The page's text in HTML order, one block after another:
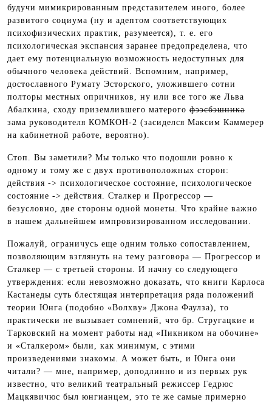
будучи мимикрированным представителем иного, более
развитого социума (ну и адептом соответствующих
психофизических практик, разумеется), т. е. его
психологическая экспансия заранее предопределена, что
дает ему потенциальную возможность недоступных для
обычного человека действий. Вспомним, например,
достославного Румату Эсторского, уложившего сотни
полторы местных опричников, ну или все того же Льва
Абалкина, сходу приземлившего матерого фээсбэшника
зама руководителя КОМКОН-2 (засиделся Максим Каммерер
на кабинетной работе, вероятно).
Стоп. Вы заметили? Мы только что подошли ровно к
одному и тому же с двух противоположных сторон:
действия -> психологическое состояние, психологическое
состояние -> действия. Сталкер и Прогрессор —
безусловно, две стороны одной монеты. Что крайне важно
в нашем дальнейшем импровизированном исследовании.
Пожалуй, ограничусь еще одним только сопоставлением,
позволяющим взглянуть на тему разговора — Прогрессор и
Сталкер — с третьей стороны. И начну со следующего
утверждения: если невозможно доказать, что книги Карлоса
Кастанеды суть блестящая интерпретация ряда положений
теории Юнга (подобно «Волхву» Джона Фаулза), то
практически не вызывает сомнений, что бр. Стругацкие и
Тарковский на момент работы над «Пикником на обочине»
и «Сталкером» были, как минимум, с этими
произведениями знакомы. А может быть, и Юнга они
читали? — мне, например, доподлинно и из первых рук
известно, что великий театральный режиссер Гедрюс
Мацкявичюс был юнгианцем, это те же самые примерно